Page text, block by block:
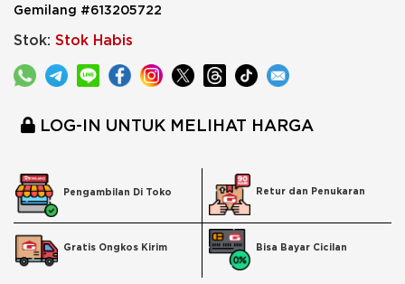
Gemilang #613205722
Stok: Stok Habis
LOG-IN UNTUK MELIHAT HARGA
Pengambilan Di Toko Retur dan Penukaran
Gratis Ongkos Kirim Bisa Bayar Cicilan